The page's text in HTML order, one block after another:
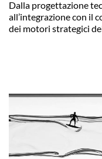
Dalla progettazione
all’integrazione con il
dei motori strategici